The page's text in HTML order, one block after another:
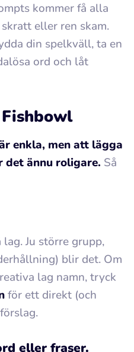
kommer få alla
eller ren skam.
din spelkväll, ta en
ord och låt
enkla, men att lägga
ännu roligare. Så
Ju större grupp,
blir det. Om
lag namn, tryck
för ett direkt (och
eller fraser.